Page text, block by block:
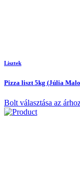
Lisztek
Pizza liszt 5kg (Júlia
Bolt választása az